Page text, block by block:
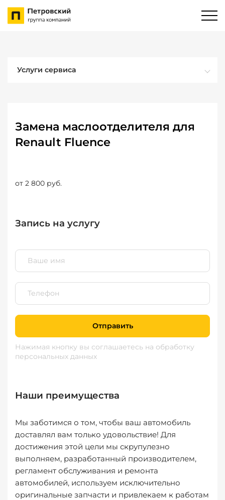
Услуги сервиса
Замена маслоотделителя для
Renault Fluence
от 2 800 руб.
Запись на услугу
Отправить
Нажимая кнопку вы соглашаетесь на обработку
персональных данных
Наши преимущества
Мы заботимся о том, чтобы ваш автомобиль
доставлял вам только удовольствие! Для
достижения этой цели мы скрупулезно
выполняем, разработанный производителем,
регламент обслуживания и ремонта
автомобилей, используем исключительно
оригинальные запчасти и привлекаем к работам